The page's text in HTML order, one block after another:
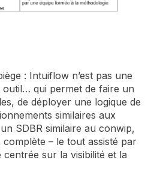
: Intuiflow n’est pas une
outil… qui permet de faire un
de déployer une logique de
similaires aux
SDBR similaire au conwip,
– le tout assisté par
sur la visibilité et la